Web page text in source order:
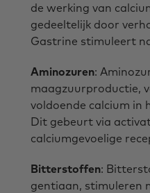
de werking van
gedeeltelijk door
Gastrine stimuleert
Aminozuren:
maagzuurproductie,
voldoende calcium in
Dit gebeurt via
calciumgevoelige
Bitterstoffen:
gentiaan, stimuleren